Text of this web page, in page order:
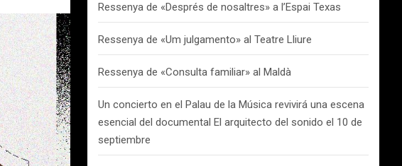
Ressenya de «Després de nosaltres» a l’Espai Texas
Ressenya de «Um julgamento» al Teatre Lliure
Ressenya de «Consulta familiar» al Maldà
Un concierto en el Palau de la Música revivirá una escena
esencial del documental El arquitecto del sonido el 10 de
septiembre